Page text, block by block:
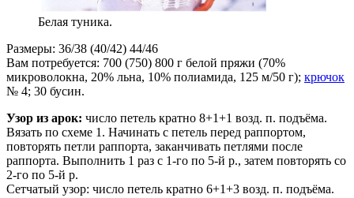
Белая туника.
Размеры: 36/38 (40/42) 44/46
Вам потребуется: 700 (750) 800 г белой пряжи (70%
микроволокна, 20% льна, 10% полиамида, 125 м/50 г); крючок
№ 4; 30 бусин.
Узор из арок: число петель кратно 8+1+1 возд. п. подъёма.
Вязать по схеме 1. Начинать с петель перед раппортом,
повторять петли раппорта, заканчивать петлями после
раппорта. Выполнить 1 раз с 1-го по 5-й р., затем повторять со
2-го по 5-й р.
Сетчатый узор: число петель кратно 6+1+3 возд. п. подъёма.